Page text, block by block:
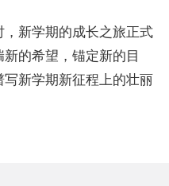
新学期的成长之旅正式
的希望，锚定新的目
新学期新征程上的壮丽